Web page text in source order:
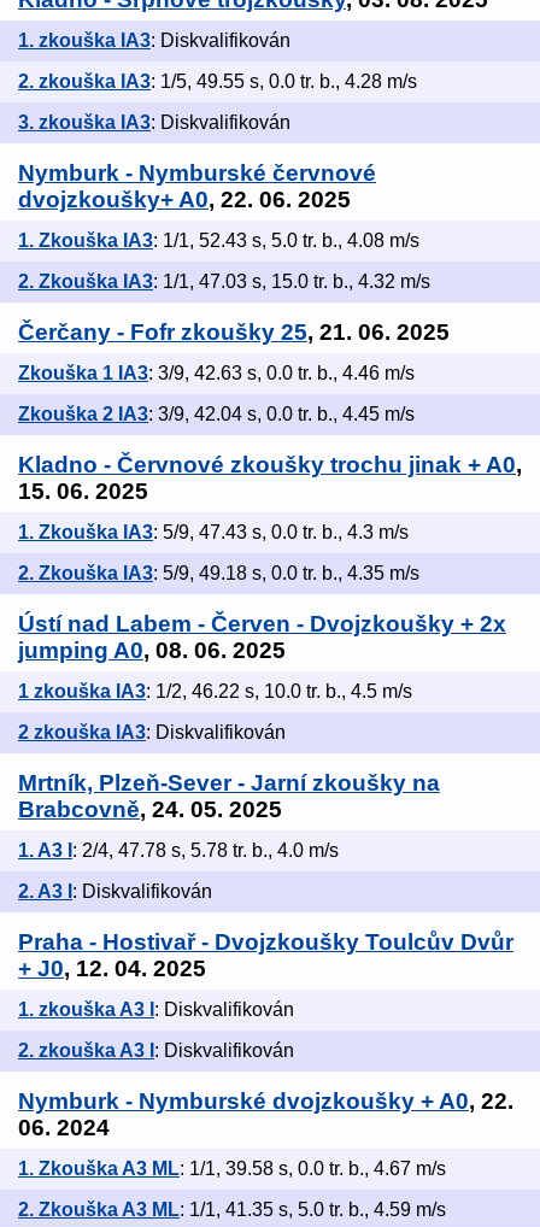
1. zkouška IA3: Diskvalifikován
2. zkouška IA3: 1/5, 49.55 s, 0.0 tr. b., 4.28 m/s
3. zkouška IA3: Diskvalifikován
Nymburk - Nymburské červnové
dvojzkoušky+ A0, 22. 06. 2025
1. Zkouška IA3: 1/1, 52.43 s, 5.0 tr. b., 4.08 m/s
2. Zkouška IA3: 1/1, 47.03 s, 15.0 tr. b., 4.32 m/s
Čerčany - Fofr zkoušky 25, 21. 06. 2025
Zkouška 1 IA3: 3/9, 42.63 s, 0.0 tr. b., 4.46 m/s
Zkouška 2 IA3: 3/9, 42.04 s, 0.0 tr. b., 4.45 m/s
Kladno - Červnové zkoušky trochu jinak + A0,
15. 06. 2025
1. Zkouška IA3: 5/9, 47.43 s, 0.0 tr. b., 4.3 m/s
2. Zkouška IA3: 5/9, 49.18 s, 0.0 tr. b., 4.35 m/s
Ústí nad Labem - Červen - Dvojzkoušky + 2x
jumping A0, 08. 06. 2025
1 zkouška IA3: 1/2, 46.22 s, 10.0 tr. b., 4.5 m/s
2 zkouška IA3: Diskvalifikován
Mrtník, Plzeň-Sever - Jarní zkoušky na
Brabcovně, 24. 05. 2025
1. A3 I : 2/4, 47.78 s, 5.78 tr. b., 4.0 m/s
2. A3 I : Diskvalifikován
Praha - Hostivař - Dvojzkoušky Toulcův Dvůr
+ J0, 12. 04. 2025
1. zkouška A3 I : Diskvalifikován
2. zkouška A3 I : Diskvalifikován
Nymburk - Nymburské dvojzkoušky + A0, 22.
06. 2024
1. Zkouška A3 ML: 1/1, 39.58 s, 0.0 tr. b., 4.67 m/s
2. Zkouška A3 ML: 1/1, 41.35 s, 5.0 tr. b., 4.59 m/s